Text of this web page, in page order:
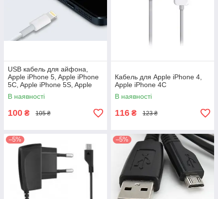
USB кабель для айфона,
Apple iPhone 5, Apple iPhone
5C, Apple iPhone 5S, Apple
iPad 4, Apple iPad mini
В наявності
100 ₴ 105 ₴
Кабель для Apple iPhone 4,
Apple iPhоne 4C
В наявності
116 ₴ 123 ₴
–5% –5%